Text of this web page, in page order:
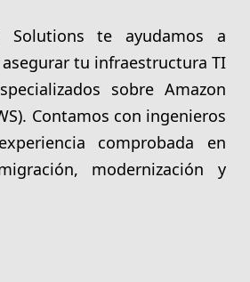
Solutions te ayudamos a
asegurar tu infraestructura TI
sobre Amazon
Contamos con ingenieros
comprobada en
modernización y